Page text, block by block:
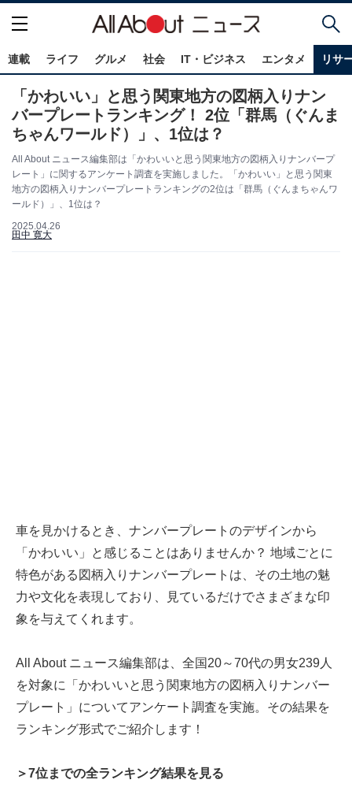
連載 ライフ グルメ 社会 IT・ビジネス エンタメ リサ
「かわいい」と思う関東地方の図柄入りナン
バープレートランキング！ 2位「群馬（ぐんま
ちゃんワールド）」、1位は？
All About ニュース編集部は「かわいいと思う関東地方の図柄入りナンバープ
レート」に関するアンケート調査を実施しました。「かわいい」と思う関東
地方の図柄入りナンバープレートランキングの2位は「群馬（ぐんまちゃんワ
ールド）」、1位は？
2025.04.26
田中 寛大
車を見かけるとき、ナンバープレートのデザインから
「かわいい」と感じることはありませんか？ 地域ごとに
特色がある図柄入りナンバープレートは、その土地の魅
力や文化を表現しており、見ているだけでさまざまな印
象を与えてくれます。
All About ニュース編集部は、全国20～70代の男女239人
を対象に「かわいいと思う関東地方の図柄入りナンバー
プレート」についてアンケート調査を実施。その結果を
ランキング形式でご紹介します！
＞7位までの全ランキング結果を見る